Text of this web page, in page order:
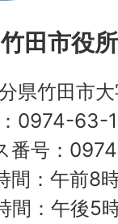
竹田市役所
県竹田市
0974-63-
番号：
間：午前8
間：午後5